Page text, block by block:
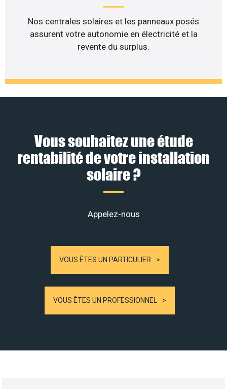
Nos centrales solaires et les panneaux posés
assurent votre autonomie en électricité et la
revente du surplus.
Vous souhaitez une étude
rentabilité de votre installation
solaire ?
Appelez-nous
VOUS ÊTES UN PARTICULIER
VOUS ÊTES UN PROFESSIONNEL